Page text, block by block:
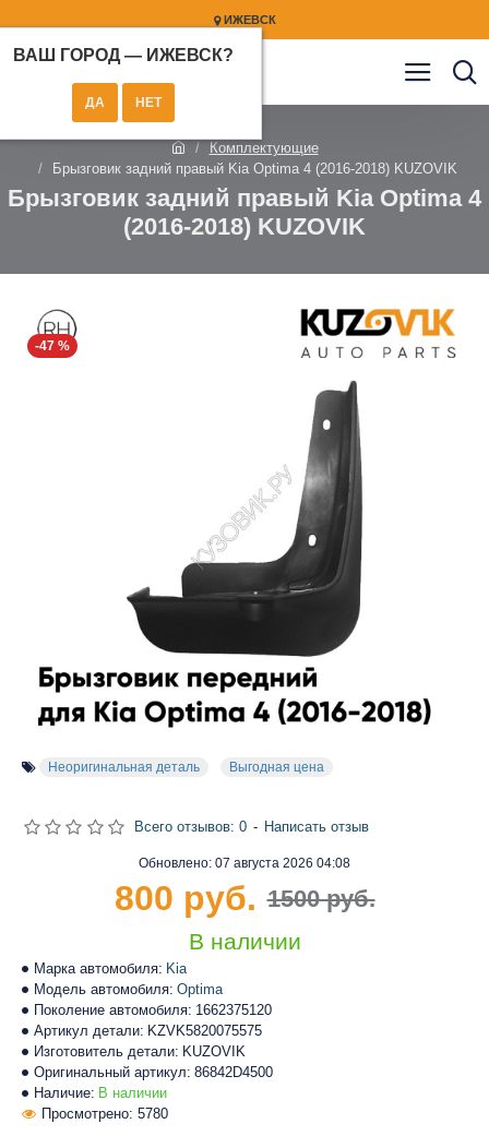
ИЖЕВСК
ВАШ ГОРОД — ИЖЕВСК?
Комплектующие
Брызговик задний правый Kia Optima 4 (2016-2018) KUZOVIK
Брызговик задний правый Kia Optima 4
(2016-2018) KUZOVIK
-47 %
Неоригинальная деталь Выгодная цена
Наличие: В наличии
Марка автомобиля: Kia
Модель автомобиля: Optima
Поколение автомобиля: 1662375120
Артикул детали: KZVK5820075575
Изготовитель детали: KUZOVIK
Оригинальный артикул: 86842D4500
Просмотрено: 5780
Обновлено: 07 августа 2026 04:08
В наличии
Всего отзывов: 0 - Написать отзыв
1500 руб.
800 руб.